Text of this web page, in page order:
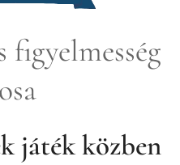
figyelmesség
játék közben